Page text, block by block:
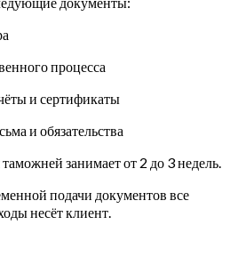
процесса
и сертификаты
и обязательства
занимает от 2 до 3 недель.
подачи документов все
несёт клиент.